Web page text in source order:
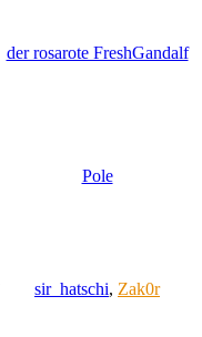
der rosarote FreshGandalf
Pole
sir_hatschi, Zak0r